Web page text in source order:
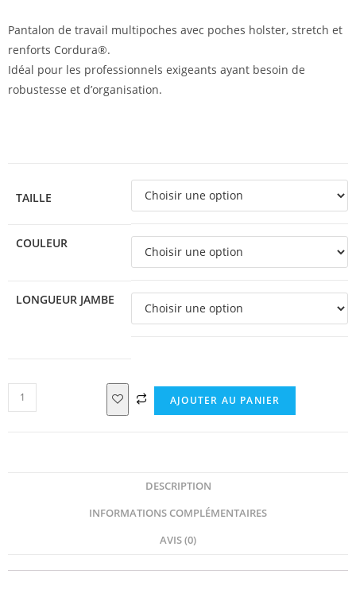
Pantalon de travail multipoches avec poches holster, stretch et
renforts Cordura®.
Idéal pour les professionnels exigeants ayant besoin de
robustesse et d’organisation.
TAILLE
COULEUR
LONGUEUR JAMBE
AJOUTER AU PANIER
DESCRIPTION
INFORMATIONS COMPLÉMENTAIRES
AVIS (0)